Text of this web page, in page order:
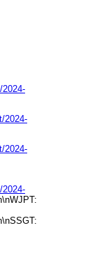
2024-
2024-